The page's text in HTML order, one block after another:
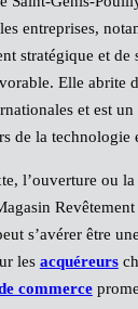
entreprises,
stratégique et
Elle abrite
et est
de la technologie
l’ouverture ou la
s’avérer être
les acquéreurs
commerce